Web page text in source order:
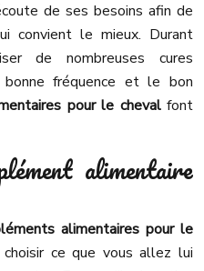
de ses besoins afin de
convient le mieux. Durant
de nombreuses cures
fréquence et le bon
pour le chevalfont
alimentaire
alimentaires pour le
ce que vous allez lui